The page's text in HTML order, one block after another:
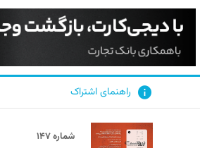
راهنمای اشتراک
شماره ۱۴۷